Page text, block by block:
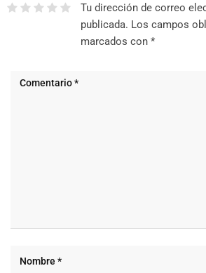
Tu dirección de correo
publicada. Los campos
marcados con *